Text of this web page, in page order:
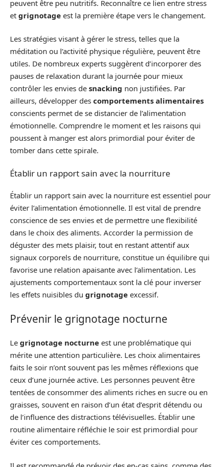
peuvent être peu nutritifs. Reconnaître ce lien entre stress
et grignotage est la première étape vers le changement.
Les stratégies visant à gérer le stress, telles que la
méditation ou l’activité physique régulière, peuvent être
utiles. De nombreux experts suggèrent d’incorporer des
pauses de relaxation durant la journée pour mieux
contrôler les envies de snacking non justifiées. Par
ailleurs, développer des comportements alimentaires
conscients permet de se distancier de l’alimentation
émotionnelle. Comprendre le moment et les raisons qui
poussent à manger est alors primordial pour éviter de
tomber dans cette spirale.
Établir un rapport sain avec la nourriture
Établir un rapport sain avec la nourriture est essentiel pour
éviter l’alimentation émotionnelle. Il est vital de prendre
conscience de ses envies et de permettre une flexibilité
dans le choix des aliments. Accorder la permission de
déguster des mets plaisir, tout en restant attentif aux
signaux corporels de nourriture, constitue un équilibre qui
favorise une relation apaisante avec l’alimentation. Les
ajustements comportementaux sont la clé pour inverser
les effets nuisibles du grignotage excessif.
Prévenir le grignotage nocturne
Le grignotage nocturne est une problématique qui
mérite une attention particulière. Les choix alimentaires
faits le soir n’ont souvent pas les mêmes réflexions que
ceux d’une journée active. Les personnes peuvent être
tentées de consommer des aliments riches en sucre ou en
graisses, souvent en raison d’un état d’esprit détendu ou
de l’influence des distractions télévisuelles. Établir une
routine alimentaire réfléchie le soir est primordial pour
éviter ces comportements.